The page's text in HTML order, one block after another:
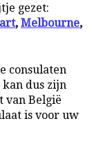
gezet:
,Melbourne,
consulaten
dus zijn
van België
is voor uw